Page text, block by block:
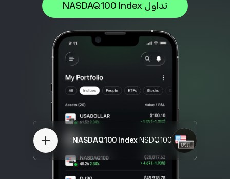
تداول NASDAQ100 Index
NASDAQ100 Index NSDQ100